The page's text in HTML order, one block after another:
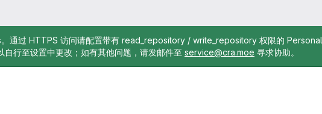
通过 HTTPS 访问请配置带有 read_repository / write_repository 权限的
行至设置中更改；如有其他问题，请发邮件至 service@cra.moe 寻求协助。